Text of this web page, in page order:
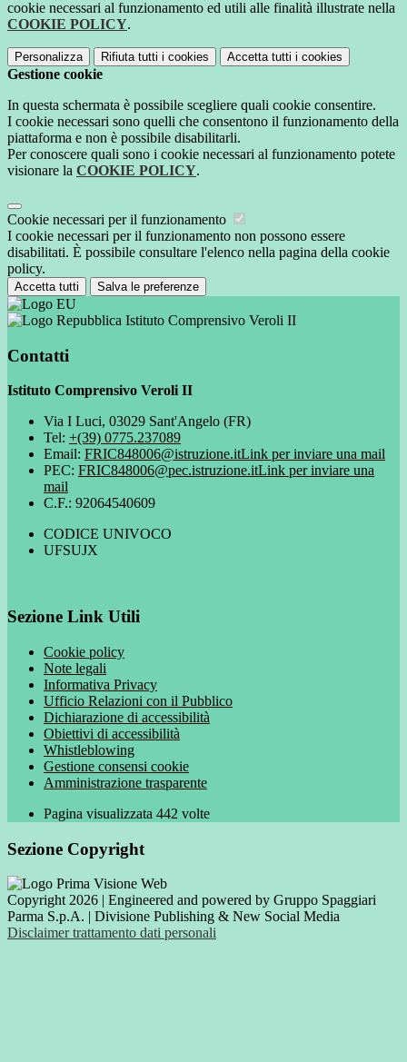
cookie necessari al funzionamento ed utili alle finalità illustrate nella
COOKIE POLICY.
Personalizza Rifiuta tutti i cookies Accetta tutti i cookies
Gestione cookie
In questa schermata è possibile scegliere quali cookie consentire.
I cookie necessari sono quelli che consentono il funzionamento della
piattaforma e non è possibile disabilitarli.
Per conoscere quali sono i cookie necessari al funzionamento potete
visionare la COOKIE POLICY.
Cookie necessari per il funzionamento
I cookie necessari per il funzionamento non possono essere
disabilitati. È possibile consultare l'elenco nella pagina della cookie
policy.
Accetta tutti Salva le preferenze
Istituto Comprensivo Veroli II
Contatti
Istituto Comprensivo Veroli II
Via I Luci, 03029 Sant'Angelo (FR)
Tel: +(39) 0775.237089
Email: FRIC848006@istruzione.itLink per inviare una mail
PEC: FRIC848006@pec.istruzione.itLink per inviare una
mail
C.F.: 92064540609
CODICE UNIVOCO
UFSUJX
Sezione Link Utili
Cookie policy
Note legali
Informativa Privacy
Ufficio Relazioni con il Pubblico
Dichiarazione di accessibilità
Obiettivi di accessibilità
Whistleblowing
Gestione consensi cookie
Amministrazione trasparente
Pagina visualizzata 442 volte
Sezione Copyright
Copyright 2026 | Engineered and powered by Gruppo Spaggiari
Parma S.p.A. | Divisione Publishing & New Social Media
Disclaimer trattamento dati personali